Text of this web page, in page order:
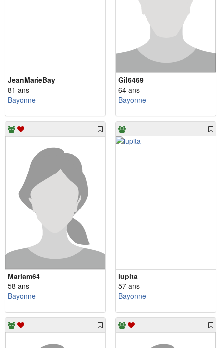
JeanMarieBay
81 ans
Bayonne
Gil6469
64 ans
Bayonne
Mariam64
58 ans
Bayonne
lupita
57 ans
Bayonne